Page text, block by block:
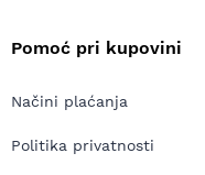
Pomoć pri kupovini
Načini plaćanja
Politika privatnosti